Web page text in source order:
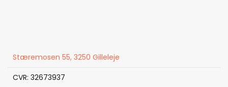
Stæremosen 55, 3250 Gilleleje
CVR: 32673937